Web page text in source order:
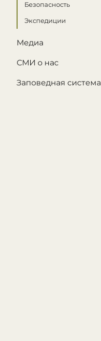
Безопасность
Экспедиции
Медиа
СМИ о нас
Заповедная система